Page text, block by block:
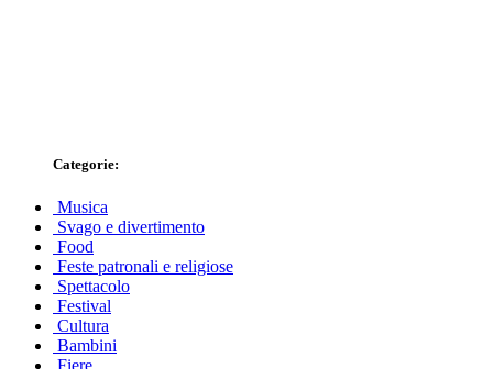
Categorie:
Musica
Svago e divertimento
Food
Feste patronali e religiose
Spettacolo
Festival
Cultura
Bambini